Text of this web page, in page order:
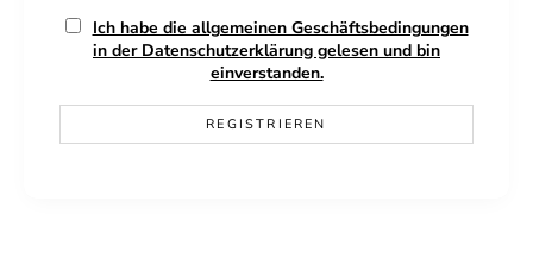
Ich habe die allgemeinen Geschäftsbedingungen
in der Datenschutzerklärung gelesen und bin
einverstanden.